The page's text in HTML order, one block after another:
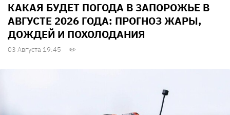
КАКАЯ БУДЕТ ПОГОДА В ЗАПОРОЖЬЕ В
АВГУСТЕ 2026 ГОДА: ПРОГНОЗ ЖАРЫ,
ДОЖДЕЙ И ПОХОЛОДАНИЯ
03 Августа 19:45